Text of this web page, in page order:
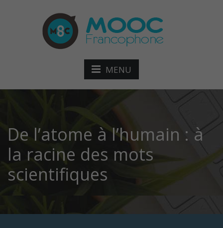
MENU
De l’atome à l’humain : à
la racine des mots
scientifiques